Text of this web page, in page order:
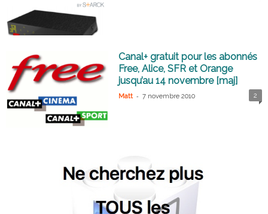
Canal+ gratuit pour les abonnés
Free, Alice, SFR et Orange
jusqu’au 14 novembre [maj]
Matt - 7 novembre 2010 2